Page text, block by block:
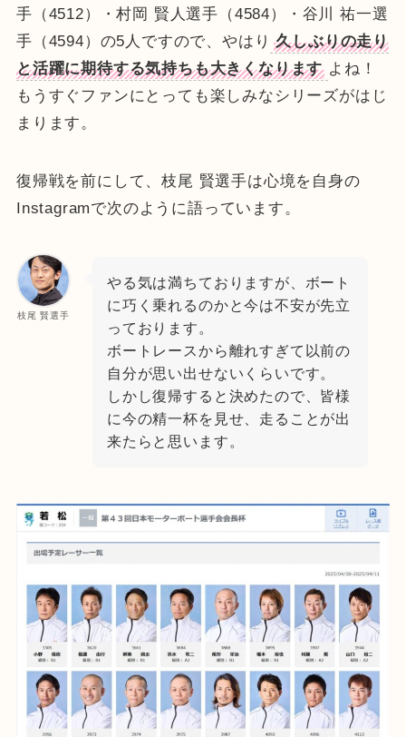
手（4512）・村岡 賢人選手（4584）・谷川 祐一選
手（4594）の5人ですので、やはり 久しぶりの走り
と活躍に期待する気持ちも大きくなります よね！
もうすぐファンにとっても楽しみなシリーズがはじ
まります。
復帰戦を前にして、枝尾 賢選手は心境を自身の
Instagramで次のように語っています。
枝尾 賢選手
やる気は満ちておりますが、ボート
に巧く乗れるのかと今は不安が先立
っております。
ボートレースから離れすぎて以前の
自分が思い出せないくらいです。
しかし復帰すると決めたので、皆様
に今の精一杯を見せ、走ることが出
来たらと思います。